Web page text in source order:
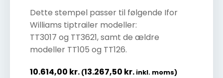
Dette stempel passer til følgende Ifor
Williams tiptrailer modeller:
TT3017 og TT3621, samt de ældre
modeller TT105 og TT126.
10.614,00 kr. (13.267,50 kr. inkl. moms)